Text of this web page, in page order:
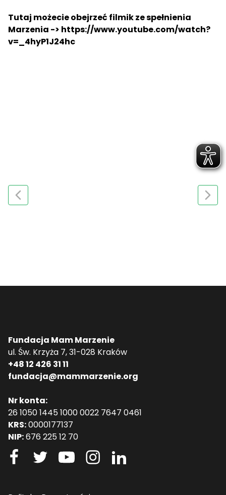
Tutaj możecie obejrzeć filmik ze spełnienia
Marzenia -> https://www.youtube.com/watch?
v=_4hyP1J24hc
Fundacja Mam Marzenie
ul. Św. Krzyża 7, 31-028 Kraków
+48 12 426 31 11
fundacja@mammarzenie.org
Nr konta:
26 1050 1445 1000 0022 7647 0461
KRS:0000177137
NIP:676 225 12 70